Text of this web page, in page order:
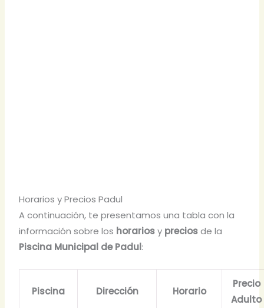
Horarios y Precios Padul
A continuación, te presentamos una tabla con la
información sobre los horariosy preciosde la
Piscina Municipal de Padul:
Piscina Dirección Horario
Precio
Adulto